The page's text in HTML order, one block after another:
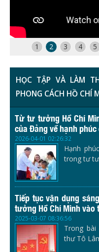
1 2 3 4 5
HỌC TẬP VÀ LÀM
PHONG CÁCH HỒ CHÍ
Từ tư tưởng Hồ Chí
của Đảng về hạnh
2026-04-01 02:26:32
Hạnh
trong tư
Tiếp tục vận dụng
tưởng Hồ Chí Minh vào
2025-03-07 08:36:56
Trong
thư Tô